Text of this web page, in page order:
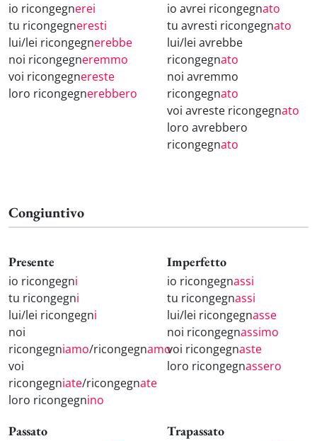
io ricongegnerei
tu ricongegneresti
lui/lei ricongegnerebbe
noi ricongegneremmo
voi ricongegnereste
loro ricongegnerebbero
io avrei ricongegnato
tu avresti ricongegnato
lui/lei avrebbe
ricongegnato
noi avremmo
ricongegnato
voi avreste ricongegnato
loro avrebbero
ricongegnato
Congiuntivo
Presente
io ricongegni
tu ricongegni
lui/lei ricongegni
noi
ricongegniamo/ricongegnamo
voi
ricongegniate/ricongegnate
loro ricongegnino
Imperfetto
io ricongegnassi
tu ricongegnassi
lui/lei ricongegnasse
noi ricongegnassimo
voi ricongegnaste
loro ricongegnassero
Passato Trapassato